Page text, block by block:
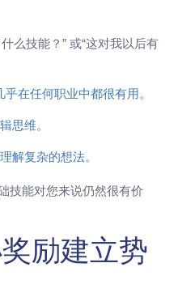
么技能？” 或“这对我以后有
在任何职业中都很有用。
思维。
解复杂的想法。
技能对您来说仍然很有价
励建立势